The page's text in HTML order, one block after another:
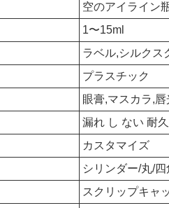
空のアイライン
1〜15ml
ラベル,シルクス
プラスチック
眼膏,マスカラ,唇
漏れ し ない 耐
カスタマイズ
シリンダー/丸/四
スクリップキャ